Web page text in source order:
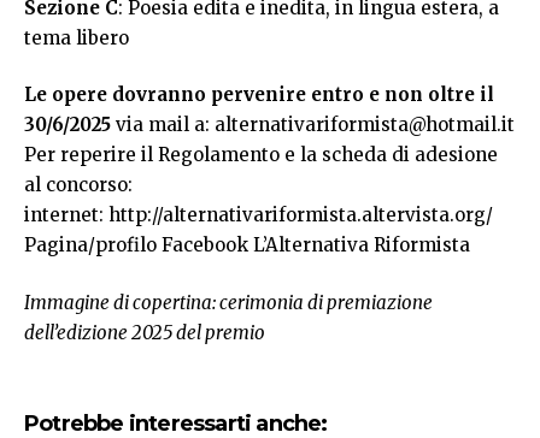
Sezione C: Poesia edita e inedita, in lingua estera, a
tema libero
Le opere dovranno pervenire entro e non oltre il
30/6/2025 via mail a: alternativariformista@hotmail.it
Per reperire il Regolamento e la scheda di adesione
al concorso:
internet: http://alternativariformista.altervista.org/
Pagina/profilo Facebook L’Alternativa Riformista
Immagine di copertina: cerimonia di premiazione
dell’edizione 2025 del premio
Potrebbe interessarti anche: